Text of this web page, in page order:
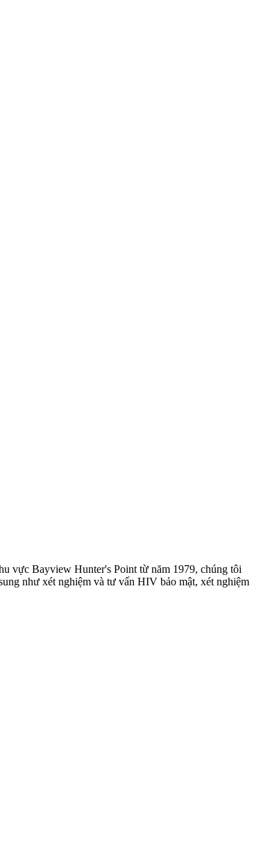
vực Bayview Hunter's Point từ năm 1979, chúng tôi
như xét nghiệm và tư vấn HIV bảo mật, xét nghiệm